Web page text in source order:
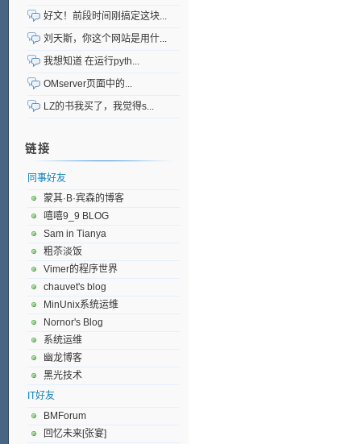
好文！前段时间刚搞定这块...
刘天斯，你这个网站是用什...
我想知道 在运行pyth...
OMserver页面中的...
LZ的书我买了，我觉得s...
链接
同事好友
蒙其·B·宾森的博客
嘻嘻9_9 BLOG
Sam in Tianya
粗苶淡饭
Vimer的程序世界
chauvet's blog
MinUnix系统运维
Nornor's Blog
系统运维
幽龙博客
黑光技术
IT好友
BMForum
回忆未来[张宴]